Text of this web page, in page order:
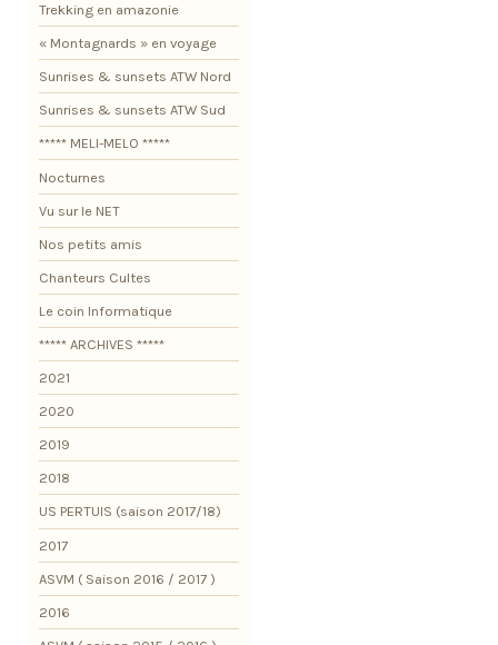
Trekking en amazonie
« Montagnards » en voyage
Sunrises & sunsets ATW Nord
Sunrises & sunsets ATW Sud
***** MELI-MELO *****
Nocturnes
Vu sur le NET
Nos petits amis
Chanteurs Cultes
Le coin Informatique
***** ARCHIVES *****
2021
2020
2019
2018
US PERTUIS (saison 2017/18)
2017
ASVM ( Saison 2016 / 2017 )
2016